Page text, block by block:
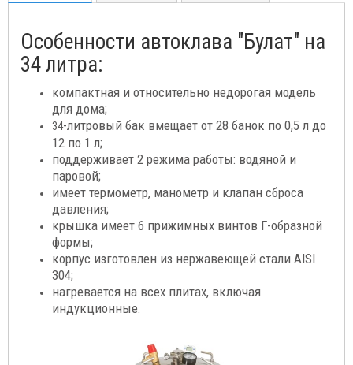
Особенности автоклава "Булат" на
34 литра:
компактная и относительно недорогая модель
для дома;
34-литровый бак вмещает от 28 банок по 0,5 л до
12 по 1 л;
поддерживает 2 режима работы: водяной и
паровой;
имеет термометр, манометр и клапан сброса
давления;
крышка имеет 6 прижимных винтов Г-образной
формы;
корпус изготовлен из нержавеющей стали AISI
304;
нагревается на всех плитах, включая
индукционные.